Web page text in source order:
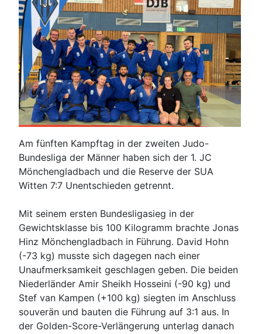
Am fünften Kampftag in der zweiten Judo-
Bundesliga der Männer haben sich der 1. JC
Mönchengladbach und die Reserve der SUA
Witten 7:7 Unentschieden getrennt.
Mit seinem ersten Bundesligasieg in der
Gewichtsklasse bis 100 Kilogramm brachte Jonas
Hinz Mönchengladbach in Führung. David Hohn
(-73 kg) musste sich dagegen nach einer
Unaufmerksamkeit geschlagen geben. Die beiden
Niederländer Amir Sheikh Hosseini (-90 kg) und
Stef van Kampen (+100 kg) siegten im Anschluss
souverän und bauten die Führung auf 3:1 aus. In
der Golden-Score-Verlängerung unterlag danach